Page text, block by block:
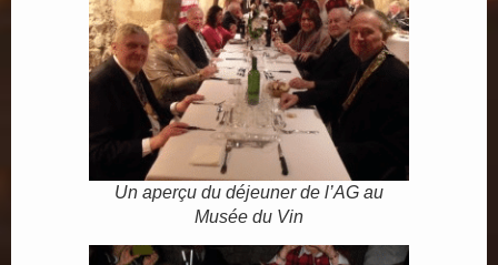
Un aperçu du déjeuner de l’AG au
Musée du Vin